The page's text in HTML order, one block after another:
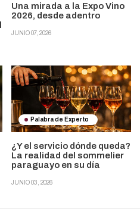
Una mirada a la Expo Vino
2026, desde adentro
JUNIO 07, 2026
Palabra de Experto
¿Y el servicio dónde queda?
La realidad del sommelier
paraguayo en su día
JUNIO 03, 2026